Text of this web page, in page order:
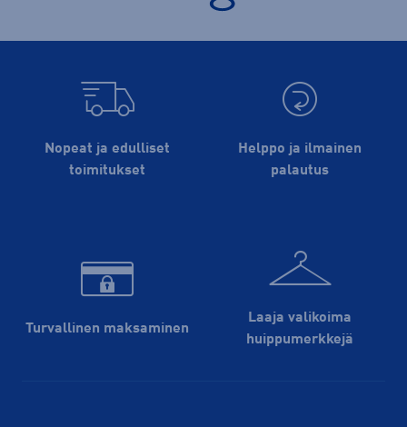
Nopeat ja edulliset
toimitukset
Helppo ja ilmainen
palautus
Turvallinen maksaminen
Laaja valikoima
huippu­merkkejä